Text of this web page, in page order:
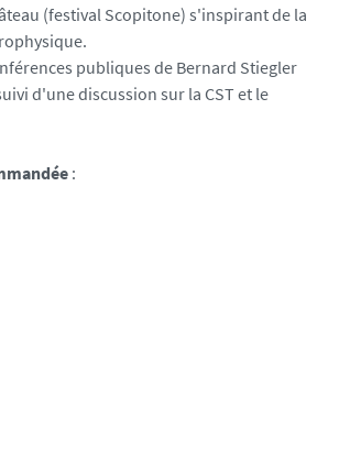
(festival Scopitone) s'inspirant de la
publiques de Bernard Stiegler
d'une discussion sur la CST et le
: